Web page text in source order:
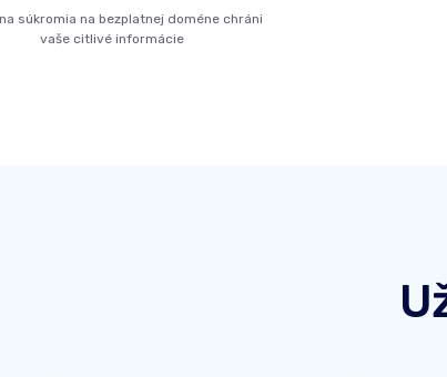
súkromia na bezplatnej doméne chráni
vaše citlivé informácie